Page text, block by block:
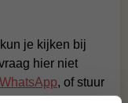
je kijken bij
hier niet
WhatsApp, of stuur